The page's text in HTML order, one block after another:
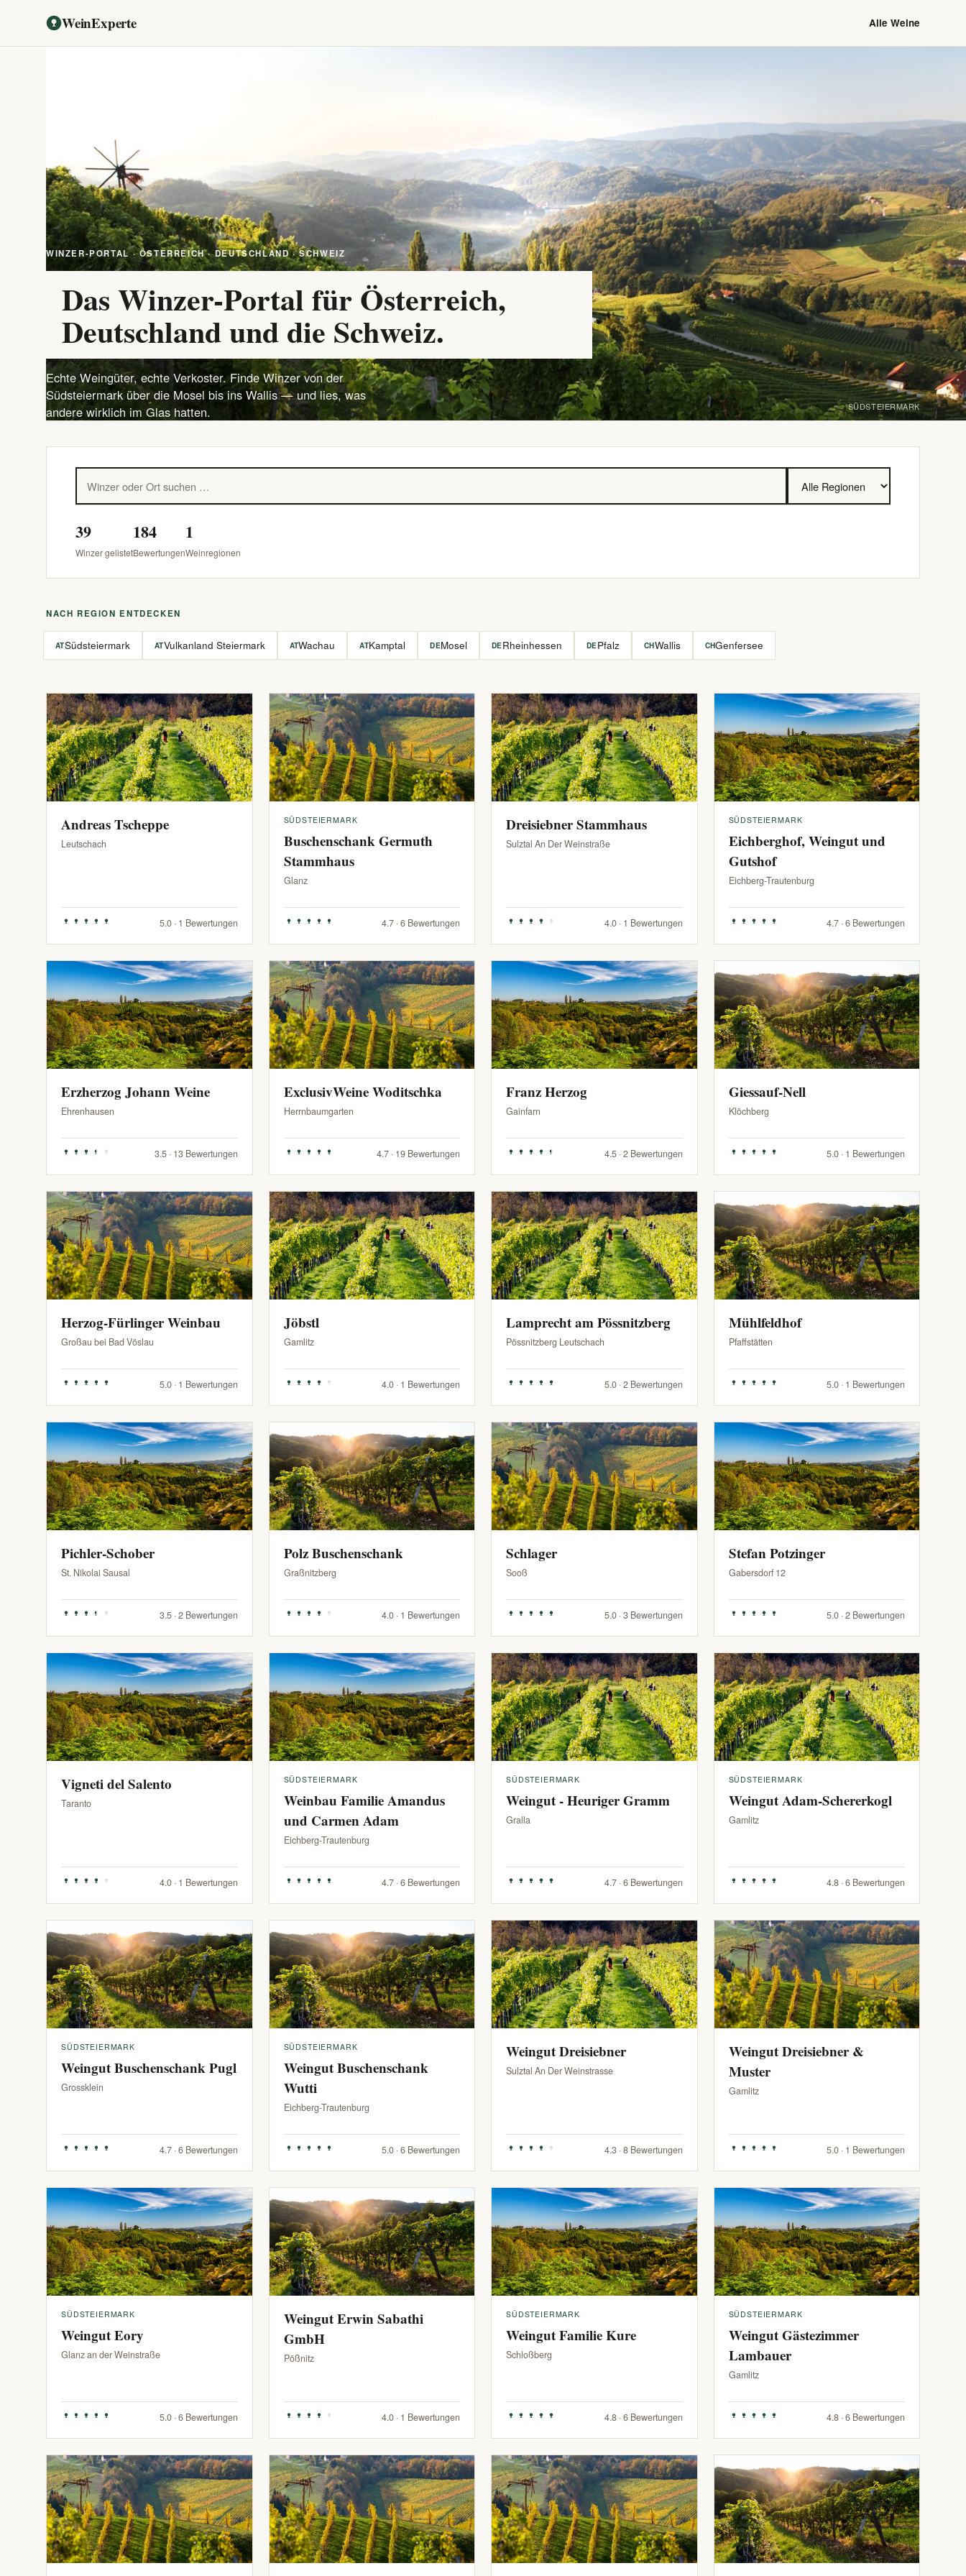
WeinExperte Alle Weine
WINZER-PORTAL · ÖSTERREICH · DEUTSCHLAND · SCHWEIZ
Das Winzer-Portal für Österreich,
Deutschland und die Schweiz.
Echte Weingüter, echte Verkoster. Finde Winzer von der
Südsteiermark über die Mosel bis ins Wallis — und lies, was
andere wirklich im Glas hatten.
SÜDSTEIERMARK
39
Winzer gelistet
184
Bewertungen
1
Weinregionen
NACH REGION ENTDECKEN
ATSüdsteiermark ATVulkanland Steiermark ATWachau ATKamptal DEMosel DE Rheinhessen DE Pfalz CHWallis CHGenfersee
Andreas Tscheppe
Leutschach
5.0 · 1 Bewertungen
SÜDSTEIERMARK
Buschenschank Germuth
Stammhaus
Glanz
4.7 · 6 Bewertungen
Dreisiebner Stammhaus
Sulztal An Der Weinstraße
4.0 · 1 Bewertungen
SÜDSTEIERMARK
Eichberghof, Weingut und
Gutshof
Eichberg-Trautenburg
4.7 · 6 Bewertungen
Erzherzog Johann Weine
Ehrenhausen
3.5 · 13 Bewertungen
ExclusivWeine Woditschka
Herrnbaumgarten
4.7 · 19 Bewertungen
Franz Herzog
Gainfarn
4.5 · 2 Bewertungen
Giessauf-Nell
Klöchberg
5.0 · 1 Bewertungen
Herzog-Fürlinger Weinbau
Großau bei Bad Vöslau
5.0 · 1 Bewertungen
Jöbstl
Gamlitz
4.0 · 1 Bewertungen
Lamprecht am Pössnitzberg
Pössnitzberg Leutschach
5.0 · 2 Bewertungen
Mühlfeldhof
Pfaffstätten
5.0 · 1 Bewertungen
Pichler-Schober
St. Nikolai Sausal
3.5 · 2 Bewertungen
Polz Buschenschank
Graßnitzberg
4.0 · 1 Bewertungen
Schlager
Sooß
5.0 · 3 Bewertungen
Stefan Potzinger
Gabersdorf 12
5.0 · 2 Bewertungen
Vigneti del Salento
Taranto
4.0 · 1 Bewertungen
SÜDSTEIERMARK
Weinbau Familie Amandus
und Carmen Adam
Eichberg-Trautenburg
4.7 · 6 Bewertungen
SÜDSTEIERMARK
Weingut - Heuriger Gramm
Gralla
4.7 · 6 Bewertungen
SÜDSTEIERMARK
Weingut Adam-Schererkogl
Gamlitz
4.8 · 6 Bewertungen
SÜDSTEIERMARK
Weingut Buschenschank Pugl
Grossklein
4.7 · 6 Bewertungen
SÜDSTEIERMARK
Weingut Buschenschank
Wutti
Eichberg-Trautenburg
5.0 · 6 Bewertungen
Weingut Dreisiebner
Sulztal An Der Weinstrasse
4.3 · 8 Bewertungen
Weingut Dreisiebner &
Muster
Gamlitz
5.0 · 1 Bewertungen
SÜDSTEIERMARK
Weingut Eory
Glanz an der Weinstraße
5.0 · 6 Bewertungen
Weingut Erwin Sabathi
GmbH
Pößnitz
4.0 · 1 Bewertungen
SÜDSTEIERMARK
Weingut Familie Kure
Schloßberg
4.8 · 6 Bewertungen
SÜDSTEIERMARK
Weingut Gästezimmer
Lambauer
Gamlitz
4.8 · 6 Bewertungen